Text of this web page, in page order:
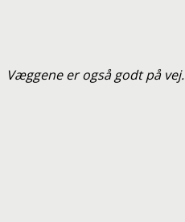
Væggene er også godt på vej.